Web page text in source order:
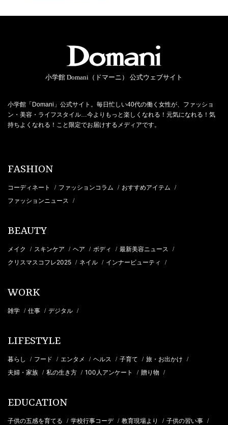
小学館 Domani（ドマーニ） 公式ウェブサイト
小学館「Domani」公式サイト。毎日忙しい40代の働く女性が、ファッショ
ン・美容・ライフスタイル…今よりもっと楽しくなれる！元気になれる！気
持ちよくなれる！こと限定でお届けするメディアです。
FASHION
コーディネート / ファッションコラム / おすすめアイテム /
ファッションニュース /
BEAUTY
メイク / スキンケア / ヘア / ボディ / 最新美容ニュース /
クリスマスコフレ2025 / ネイル / インナービューティ /
WORK
雑学 / 仕事 / デジタル /
LIFESTYLE
暮らし / フード / エンタメ / ヘルス / 子育て / 旅・お出かけ /
夫婦・家族 / 私の生き方 / 100人アンケート / 贈り物 /
EDUCATION
子供の五感を育てる / 学校行事コーデ / 教育現場より / 子供の習い事 /